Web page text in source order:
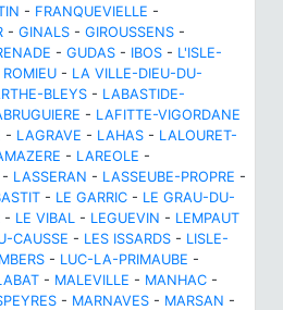
- FRANQUEVIELLE -
- GINALS - GIROUSSENS -
- GUDAS - IBOS - L'ISLE-
- LA VILLE-DIEU-DU-
BLEYS - LABASTIDE-
- LAFITTE-VIGORDANE
- LAGRAVE - LAHAS - LALOURET-
- LAREOLE -
- LASSERAN - LASSEUBE-PROPRE -
- LE GARRIC - LE GRAU-DU-
- LE VIBAL - LEGUEVIN - LEMPAUT
CAUSSE - LES ISSARDS - LISLE-
- LUC-LA-PRIMAUBE -
- MALEVILLE - MANHAC -
- MARNAVES - MARSAN -